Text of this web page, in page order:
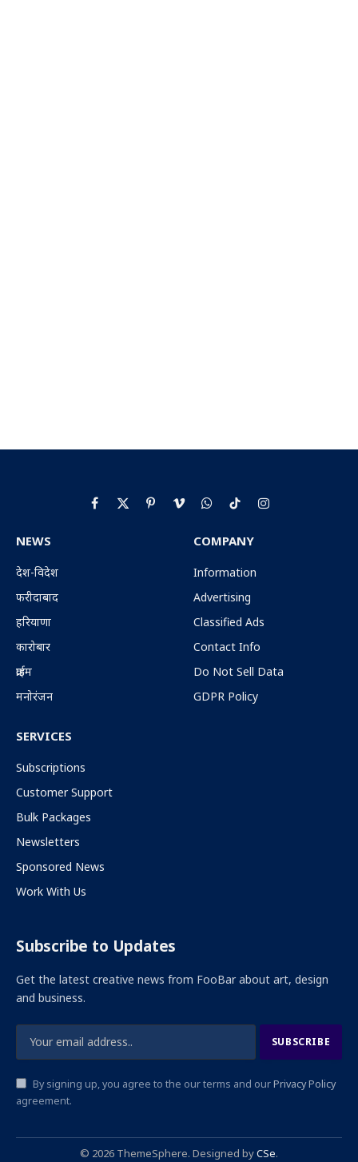
Facebook
X
PinterestVimeoWhatsApp
TikTokInstagram
NEWS
देश-विदेश
फरीदाबाद
हरियाणा
कारोबार
क्राईम
मनोरंजन
COMPANY
Information
Advertising
Classified Ads
Contact Info
Do Not Sell Data
GDPR Policy
SERVICES
Subscriptions
Customer Support
Bulk Packages
Newsletters
Sponsored News
Work With Us
Subscribe to Updates
Get the latest creative news from FooBar about art, design
and business.
By signing up, you agree to the our terms and ourPrivacy Policy
agreement.
© 2026 ThemeSphere. Designed byCSe.